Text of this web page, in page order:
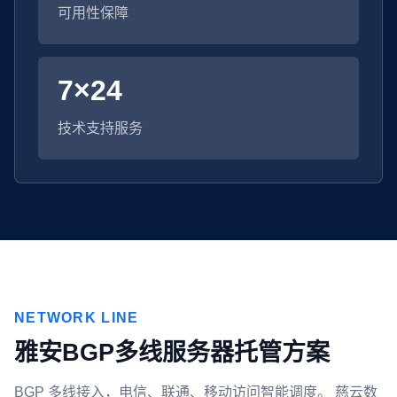
可用性保障
7×24
技术支持服务
NETWORK LINE
雅安BGP多线服务器托管方案
BGP 多线接入，电信、联通、移动访问智能调度。 慈云数